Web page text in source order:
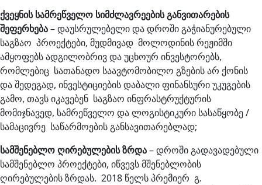
ქვეყნის სამრეწველო სიმძლავრეებისგანვითარების
შეფერხება– დაუსრულებელი და დროში გაჭიანურებული
საგზაო პროექტები, მუდმივად მოლოდინის რეჟიმში
ამყოფებს ადგილობრივ და უცხოურ ინვესტორებს,
რომლებიც სათანადო საავტომობილო გზების არ ქონის
და შედეგად, ინვესტიციების დაბალი ფინანსური უკუგების
გამო, თავს იკავებენ საგზაო ინფრასტრუქტურის
მომიჯნავედ, სამრეწველო და ლოგისტიკური სასაწყობე /
სამაცივრე საწარმოების განსავითარებლად;
სამშენებლოღირებულებისზრდა– დროში გადავადებული
სამშენებლო პროექტები, იწვევს მშენებლობის
ღირებულების ზრდას. 2018 წელს პრემიერ გ.